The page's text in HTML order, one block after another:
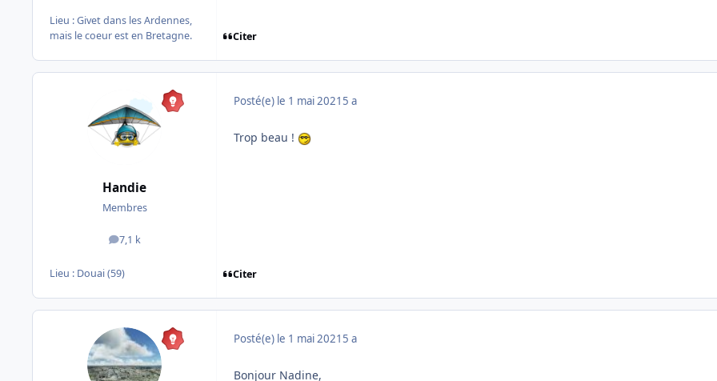
Lieu :Givet dans les Ardennes,
mais le coeur est en Bretagne.
Citer
Handie
Membres
7,1 k
messages
Lieu : Douai (59)
Posté(e) le 1 mai 2021 5 a
Trop beau !
Citer
Posté(e) le 1 mai 2021 5 a
Bonjour Nadine,